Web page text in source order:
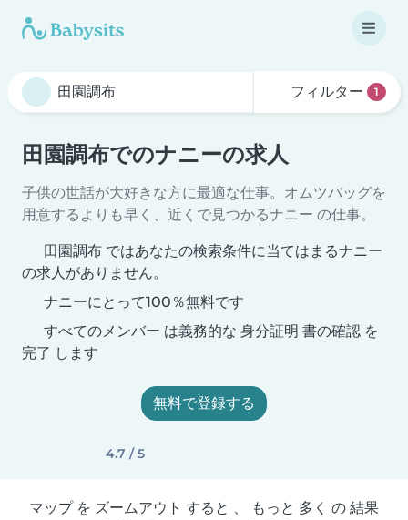
フィルター 1
田園調布でのナニーの求人
子供の世話が大好きな方に最適な仕事。オムツバッグを
用意するよりも早く、近くで見つかるナニー の仕事。
田園調布 ではあなたの検索条件に当てはまるナニー
の求人がありません。
ナニーにとって100％無料です
すべてのメンバー は義務的な 身分証明 書の確認 を
完了 します
無料で登録する
4.7 / 5
マップ を ズームアウト すると 、 もっと 多く の 結果